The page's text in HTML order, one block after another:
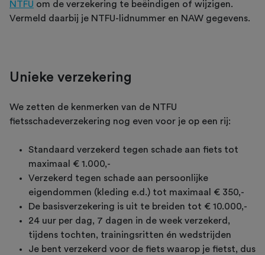
NTFU om de verzekering te beëindigen of wijzigen.
Vermeld daarbij je NTFU-lidnummer en NAW gegevens.
Unieke verzekering
We zetten de kenmerken van de NTFU
fietsschadeverzekering nog even voor je op een rij:
Standaard verzekerd tegen schade aan fiets tot
maximaal € 1.000,-
Verzekerd tegen schade aan persoonlijke
eigendommen (kleding e.d.) tot maximaal € 350,-
De basisverzekering is uit te breiden tot € 10.000,-
24 uur per dag, 7 dagen in de week verzekerd,
tijdens tochten, trainingsritten én wedstrijden
Je bent verzekerd voor de fiets waarop je fietst, dus